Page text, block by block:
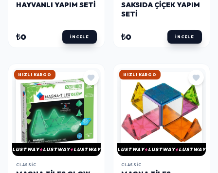
HAYVANLI YAPIM SETI
₺0 İNCELE
SAKSIDA ÇIÇEK YAPIM
SETI
₺0 İNCELE
HIZLI KARGO
LUSTWAY LUSTWAY LUSTWAY
CLASSIC
HIZLI KARGO
LUSTWAY LUSTWAY LUSTWAY
CLASSIC